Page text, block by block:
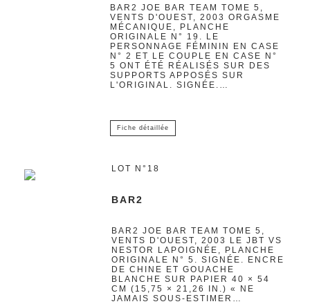
BAR2 JOE BAR TEAM TOME 5,
VENTS D'OUEST, 2003 ORGASME
MÉCANIQUE, PLANCHE
ORIGINALE N° 19. LE
PERSONNAGE FÉMININ EN CASE
N° 2 ET LE COUPLE EN CASE N°
5 ONT ÉTÉ RÉALISÉS SUR DES
SUPPORTS APPOSÉS SUR
L'ORIGINAL. SIGNÉE.…
Fiche détaillée
LOT N°18
BAR2
BAR2 JOE BAR TEAM TOME 5,
VENTS D'OUEST, 2003 LE JBT VS
NESTOR LAPOIGNÉE, PLANCHE
ORIGINALE N° 5. SIGNÉE. ENCRE
DE CHINE ET GOUACHE
BLANCHE SUR PAPIER 40 × 54
CM (15,75 × 21,26 IN.) « NE
JAMAIS SOUS-ESTIMER…